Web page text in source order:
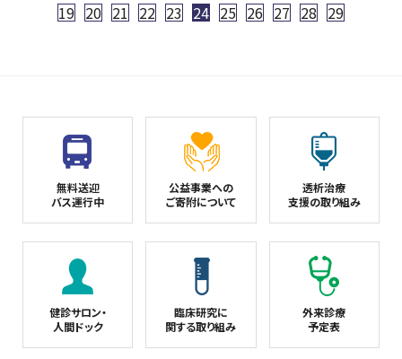
19 20 21 22 23 24 25 26 27 28 29
無料送迎
バス運行中
公益事業への
ご寄附について
透析治療
支援の取り組み
健診サロン・
人間ドック
臨床研究に
関する取り組み
外来診療
予定表